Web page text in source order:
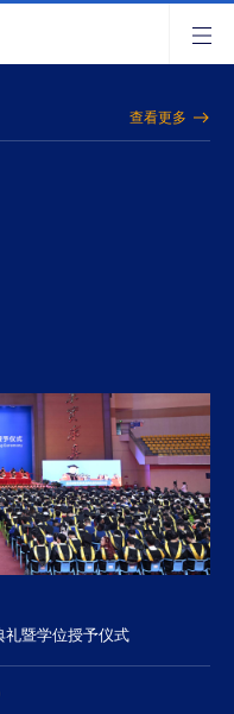
查看更多
礼暨学位授予仪式